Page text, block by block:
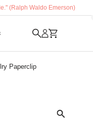
(Ralph Waldo Emerson)
Paperclip